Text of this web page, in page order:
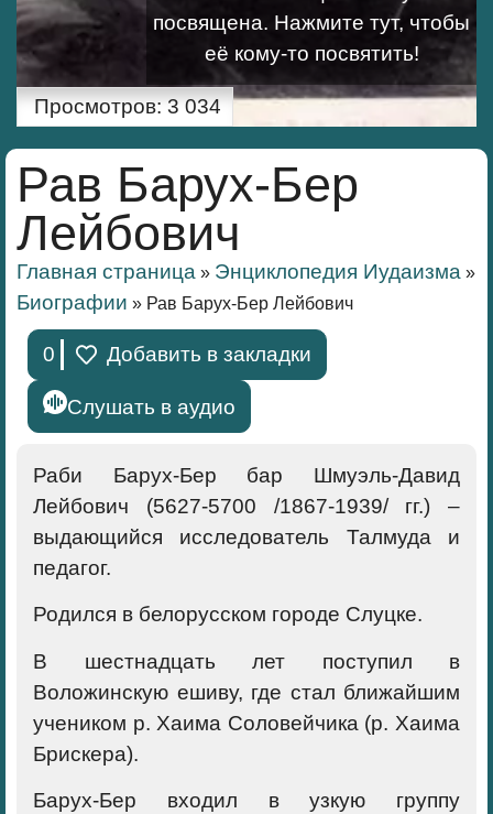
посвящена. Нажмите тут, чтобы
её кому-то посвятить!
Просмотров: 3 034
Рав Барух-Бер
Лейбович
Главная страница » Энциклопедия Иудаизма »
Биографии » Рав Барух-Бер Лейбович
0 Добавить в закладки
Слушать в аудио
Раби Барух-Бер бар Шмуэль-Давид
Лейбович (5627-5700 /1867-1939/ гг.) –
выдающийся исследователь Талмуда и
педагог.
Родился в белорусском городе Слуцке.
В шестнадцать лет поступил в
Воложинскую ешиву, где стал ближайшим
учеником р. Хаима Соловейчика (р. Хаима
Брискера).
Барух-Бер входил в узкую группу